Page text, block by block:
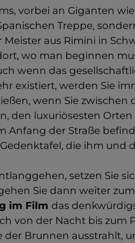
vorbei an Giganten
Treppe,
Meister aus Rimini in
wo man beginnen
wenn das
existiert, werden Sie
wenn Sie zwischen
den luxuriösesten Orten
Anfang der Straße
die ihm und
setzen Sie
Sie dann weiter
im Film das
von der Nacht bis zum
der Brunnen ausstrahlt,